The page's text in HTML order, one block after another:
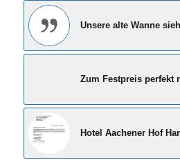
Unsere alte Wanne
Zum Festpreis perfekt
Hotel Aachener Hof